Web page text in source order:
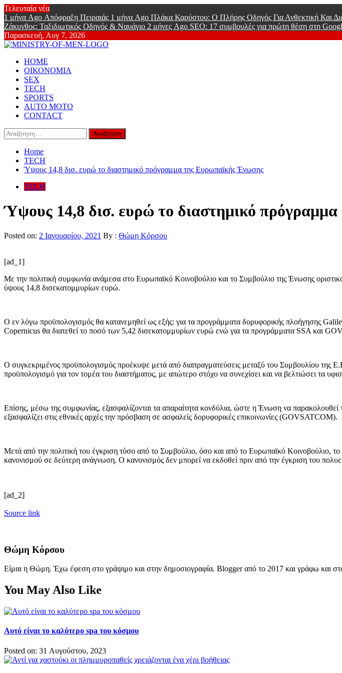
Skip
to
content
Τελευταία νέα
1 μήνα Ago Απόφραξη Πειραιάς 1 μήνα Ago Πλάκα Καρύστου: Ο Πλήρης Οδηγός Για Ανθεκτική Και
Ζάκυνθος: Ταξιδιωτικός Οδηγός & Ναυάγιο 2 μήνες Ago SEO: 17 συμβουλές για πρώτη θέση στη
Παρασκευή, Αυγ 7, 2026
Online Lifestyle περιοδικό για Aνδρες
Primary
Menu
HOME
ΟΙΚΟΝΟΜΙΑ
SEX
TECH
SPORTS
AUTO MOTO
CONTACT
Αναζήτηση
για:
Home
TECH
Ύψους 14,8 δισ. ευρώ το διαστημικό πρόγραμμα της Ευρωπαϊκής Ένωσης
TECH
Ύψους 14,8 δισ. ευρώ το διαστημικό
Posted on: 2 Ιανουαρίου, 2021 By : Θώμη Κόρσου
[ad_1]
Με την πολιτική συμφωνία ανάμεσα στο Ευρωπαϊκό Κοινοβούλιο και το Συμβούλιο της Ένωσης
ύψους 14,8 δισεκατομμυρίων ευρώ.
Ο εν λόγω προϋπολογισμός θα κατανεμηθεί ως εξής: για τα προγράμματα δορυφορικής πλοήγησης
Copernicus θα διατεθεί το ποσό των 5,42 δισεκατομμυρίων ευρώ ενώ για τα προγράμματα SSA και
Ο συγκεκριμένος προϋπολογισμός προέκυψε μετά από διαπραγματεύσεις μεταξύ του Συμβουλίου
προϋπολογισμό για τον τομέα του διαστήματος, με απώτερο στόχο να συνεχίσει και να βελτιώσει τα
Επίσης, μέσω της συμφωνίας, εξασφαλίζονται τα απαραίτητα κονδύλια, ώστε η Ένωση να παρακολουθεί
εξασφαλίζει στις εθνικές αρχές την πρόσβαση σε ασφαλείς δορυφορικές επικοινωνίες (GOVSATCOM).
Μετά από την πολιτική του έγκριση τόσο από το Συμβούλιο, όσο και από το Ευρωπαϊκό Κοινοβούλιο,
κανονισμού σε δεύτερη ανάγνωση. Ο κανονισμός δεν μπορεί να εκδοθεί πριν από την έγκριση του
[ad_2]
Source link
Θώμη Κόρσου
Είμαι η Θώμη. Έχω έφεση στο γράψιμο και στην δημοσιογραφία. Blogger από το 2017 και γράφω και
You May Also Like
Αυτό είναι το καλύτερο spa του κόσμου
Posted on: 31 Αυγούστου, 2023